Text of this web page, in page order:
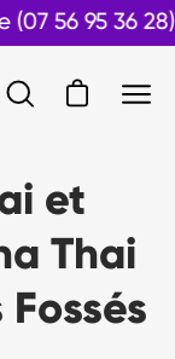
56 95 36 28)
Ouvrir
de
Ouvrir le
et
Thai